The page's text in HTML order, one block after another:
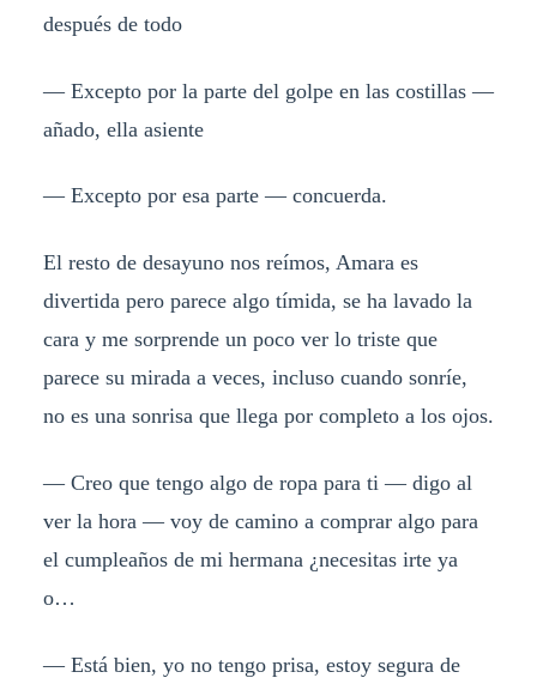
después de todo
— Excepto por la parte del golpe en las costillas —
añado, ella asiente
— Excepto por esa parte — concuerda.
El resto de desayuno nos reímos, Amara es
divertida pero parece algo tímida, se ha lavado la
cara y me sorprende un poco ver lo triste que
parece su mirada a veces, incluso cuando sonríe,
no es una sonrisa que llega por completo a los ojos.
— Creo que tengo algo de ropa para ti — digo al
ver la hora — voy de camino a comprar algo para
el cumpleaños de mi hermana ¿necesitas irte ya
o…
— Está bien, yo no tengo prisa, estoy segura de